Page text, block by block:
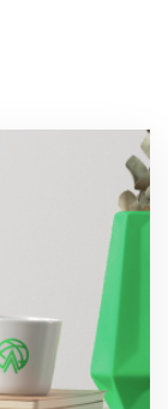
охрана,
площадки
аллеи